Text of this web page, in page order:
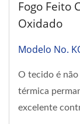
Fogo Feito
Oxidado
Modelo No.
O tecido é
térmica
excelente